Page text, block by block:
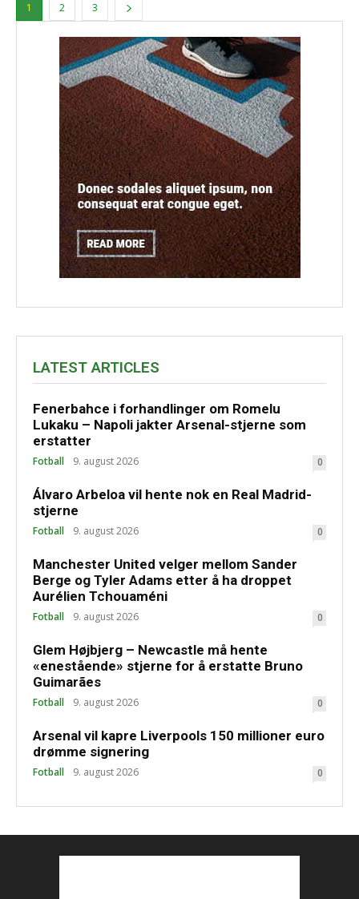
1 2 3
LATEST ARTICLES
Fenerbahce i forhandlinger om Romelu
Lukaku – Napoli jakter Arsenal-stjerne som
erstatter
Fotball 9. august 2026 0
Álvaro Arbeloa vil hente nok en Real Madrid-
stjerne
Fotball 9. august 2026 0
Manchester United velger mellom Sander
Berge og Tyler Adams etter å ha droppet
Aurélien Tchouaméni
Fotball 9. august 2026 0
Glem Højbjerg – Newcastle må hente
«enestående» stjerne for å erstatte Bruno
Guimarães
Fotball 9. august 2026 0
Arsenal vil kapre Liverpools 150 millioner euro
drømme signering
Fotball 9. august 2026 0